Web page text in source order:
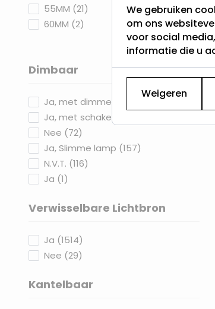
55MM (21products available
)
60MM (2products available
)
Lees meer+
Dimbaar
Ja, met dimmer products available
Ja, met schakelaar
Nee (72products available
)
Ja, Slimme lamp (157products available
)
N.V.T. (116products available
)
Ja (1products available
)
Verwisselbare Lichtbron
Ja (1514products available
)
Nee (29products available
)
Kantelbaar
We gebruiken
om ons
voor social
informatie die u
Weigeren